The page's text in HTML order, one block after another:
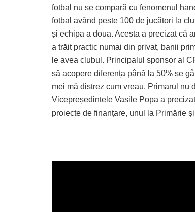
fotbal nu se compară cu fenomenul
fotbal având peste 100 de jucători la
și echipa a doua. Acesta a precizat că
a trăit practic numai din privat, banii
le avea clubul. Principalul sponsor al
să acopere diferența până la 50% se
mei mă distrez cum vreau. Primarul nu
Vicepreședintele Vasile Popa a
proiecte de finanțare, unul la Primărie